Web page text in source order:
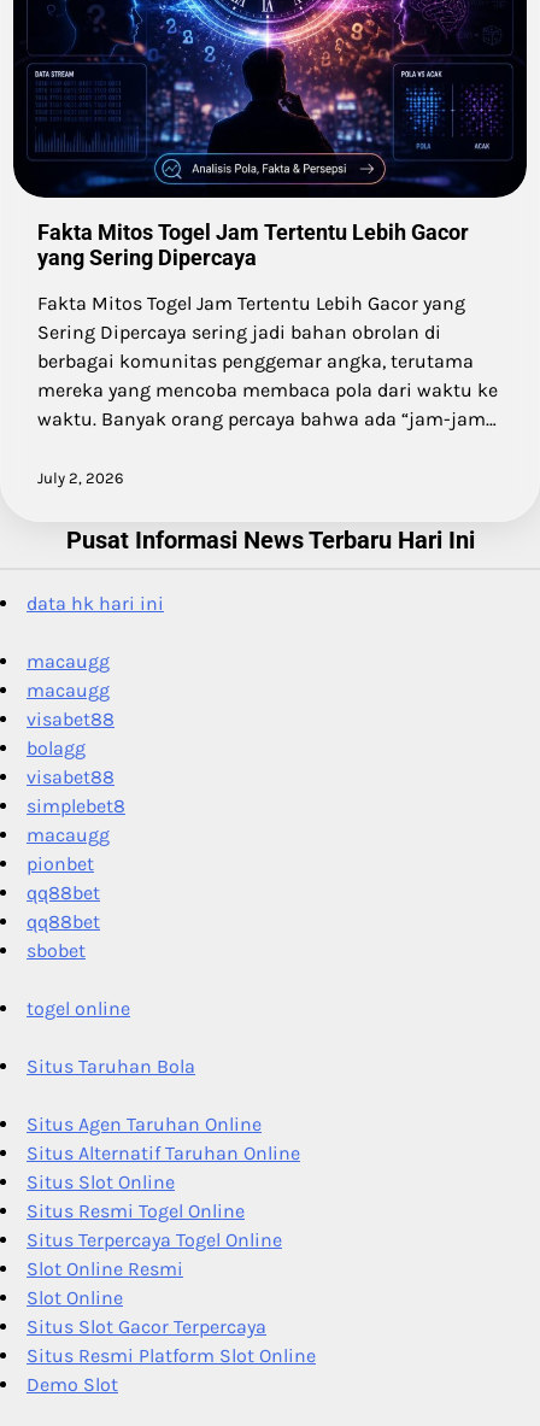
Fakta Mitos Togel Jam Tertentu Lebih Gacor
yang Sering Dipercaya
Fakta Mitos Togel Jam Tertentu Lebih Gacor yang
Sering Dipercaya sering jadi bahan obrolan di
berbagai komunitas penggemar angka, terutama
mereka yang mencoba membaca pola dari waktu ke
waktu. Banyak orang percaya bahwa ada “jam-jam…
July 2, 2026
Pusat Informasi News Terbaru Hari Ini
data hk hari ini
macaugg
macaugg
visabet88
bolagg
visabet88
simplebet8
macaugg
pionbet
qq88bet
qq88bet
sbobet
togel online
Situs Taruhan Bola
Situs Agen Taruhan Online
Situs Alternatif Taruhan Online
Situs Slot Online
Situs Resmi Togel Online
Situs Terpercaya Togel Online
Slot Online Resmi
Slot Online
Situs Slot Gacor Terpercaya
Situs Resmi Platform Slot Online
Demo Slot